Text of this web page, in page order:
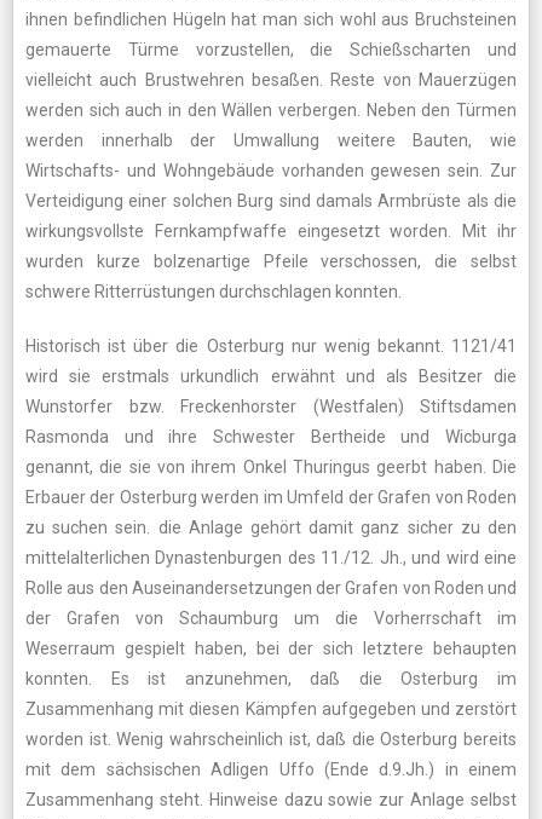
ihnen befindlichen Hügeln hat man sich wohl aus Bruchsteinen
gemauerte Türme vorzustellen, die Schießscharten und
vielleicht auch Brustwehren besaßen. Reste von Mauerzügen
werden sich auch in den Wällen verbergen. Neben den Türmen
werden innerhalb der Umwallung weitere Bauten, wie
Wirtschafts- und Wohngebäude vorhanden gewesen sein. Zur
Verteidigung einer solchen Burg sind damals Armbrüste als die
wirkungsvollste Fernkampfwaffe eingesetzt worden. Mit ihr
wurden kurze bolzenartige Pfeile verschossen, die selbst
schwere Ritterrüstungen durchschlagen konnten.
Historisch ist über die Osterburg nur wenig bekannt. 1121/41
wird sie erstmals urkundlich erwähnt und als Besitzer die
Wunstorfer bzw. Freckenhorster (Westfalen) Stiftsdamen
Rasmonda und ihre Schwester Bertheide und Wicburga
genannt, die sie von ihrem Onkel Thuringus geerbt haben. Die
Erbauer der Osterburg werden im Umfeld der Grafen von Roden
zu suchen sein. die Anlage gehört damit ganz sicher zu den
mittelalterlichen Dynastenburgen des 11./12. Jh., und wird eine
Rolle aus den Auseinandersetzungen der Grafen von Roden und
der Grafen von Schaumburg um die Vorherrschaft im
Weserraum gespielt haben, bei der sich letztere behaupten
konnten. Es ist anzunehmen, daß die Osterburg im
Zusammenhang mit diesen Kämpfen aufgegeben und zerstört
worden ist. Wenig wahrscheinlich ist, daß die Osterburg bereits
mit dem sächsischen Adligen Uffo (Ende d.9.Jh.) in einem
Zusammenhang steht. Hinweise dazu sowie zur Anlage selbst